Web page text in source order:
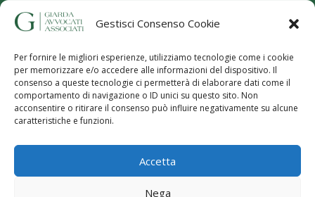
Gestisci Consenso Cookie
Per fornire le migliori esperienze, utilizziamo tecnologie come i cookie
per memorizzare e/o accedere alle informazioni del dispositivo. Il
consenso a queste tecnologie ci permetterà di elaborare dati come il
comportamento di navigazione o ID unici su questo sito. Non
acconsentire o ritirare il consenso può influire negativamente su alcune
caratteristiche e funzioni.
Accetta
Nega
STRAGIUDIZIALE
Associati – P.iva:08906630960